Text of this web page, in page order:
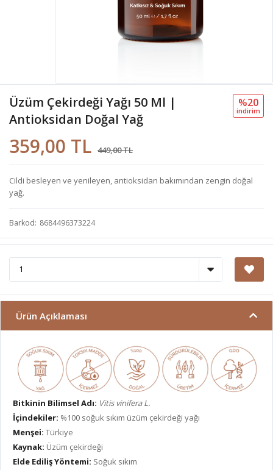
Üzüm Çekirdeği Yağı 50 Ml |
Antioksidan Doğal Yağ
359,00 TL 449,00 TL
%20
i̇ndi̇ri̇m
Cildi besleyen ve yenileyen, antioksidan bakımından zengin doğal
yağ.
Barkod 8684496373224
Ürün Açıklaması
Bitkinin Bilimsel Adı: Vitis vinifera L.
İçindekiler: %100 soğuk sıkım üzüm çekirdeği yağı
Menşei: Türkiye
Kaynak: Üzüm çekirdeği
Elde Ediliş Yöntemi: Soğuk sıkım